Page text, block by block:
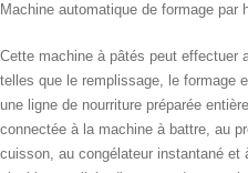
Machine automatique de formage par
Cette machine à pâtés peut effectuer
telles que le remplissage, le formage
une ligne de nourriture préparée
connectée à la machine à battre, au
cuisson, au congélateur instantané et